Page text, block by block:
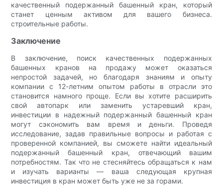
качественный подержанный башенный кран, который
станет ценным активом для вашего бизнеса.
строительные работы.
Заключение
В заключение, поиск качественных подержанных
башенных кранов на продажу может оказаться
непростой задачей, но благодаря знаниям и опыту
компании с 12-летним опытом работы в отрасли это
становится намного проще. Если вы хотите расширить
свой автопарк или заменить устаревший кран,
инвестиции в надежный подержанный башенный кран
могут сэкономить вам время и деньги. Проведя
исследование, задав правильные вопросы и работая с
проверенной компанией, вы сможете найти идеальный
подержанный башенный кран, отвечающий вашим
потребностям. Так что не стесняйтесь обращаться к нам
и изучать варианты — ваша следующая крупная
инвестиция в кран может быть уже не за горами.